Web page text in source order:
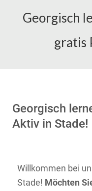
Georgisch
gratis
Georgisch
Aktiv in Stade!
Willkommen bei
Stade! Möchten